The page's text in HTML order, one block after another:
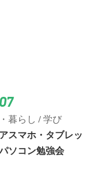
暮らし / 学び
スマホ・タブレッ
パソコン勉強会